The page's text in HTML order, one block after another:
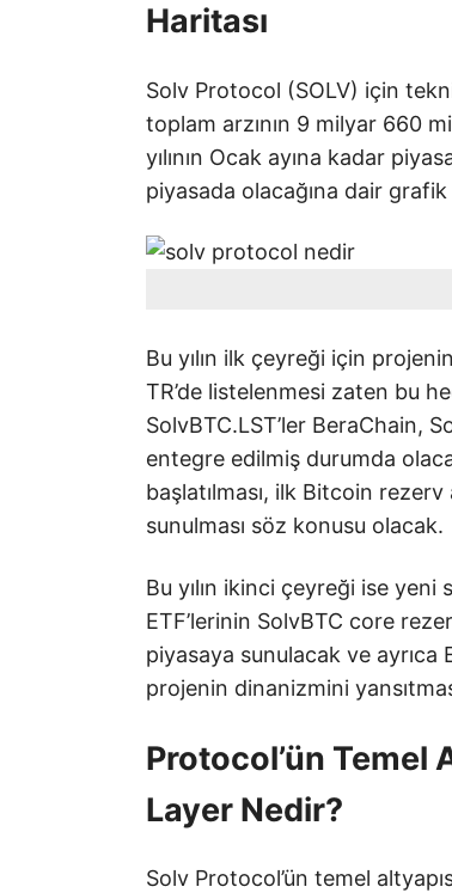
Haritası
Solv Protocol (SOLV) için
toplam arzının 9 milyar 660
yılının Ocak ayına kadar
piyasada olacağına dair
Bu yılın ilk çeyreği için
TR’de listelenmesi zaten bu
SolvBTC.LST’ler BeraChain,
entegre edilmiş durumda
başlatılması, ilk Bitcoin rezerv
sunulması söz konusu olacak.
Bu yılın ikinci çeyreği ise
ETF’lerinin SolvBTC core
piyasaya sunulacak ve
projenin dinanizmini
Protocol’ün Temel
Layer Nedir?
Solv Protocol’ün temel